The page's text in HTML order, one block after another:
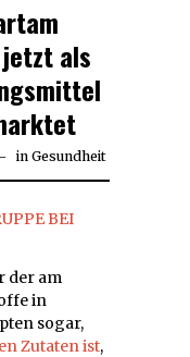
als
in Gesundheit
BEI
der am
in
sogar,
Zutaten ist,